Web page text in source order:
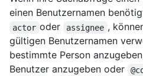
einen Benutzernamen
actor oder assignee ,
gültigen Benutzernamen
bestimmte Person
Benutzer anzugeben oder